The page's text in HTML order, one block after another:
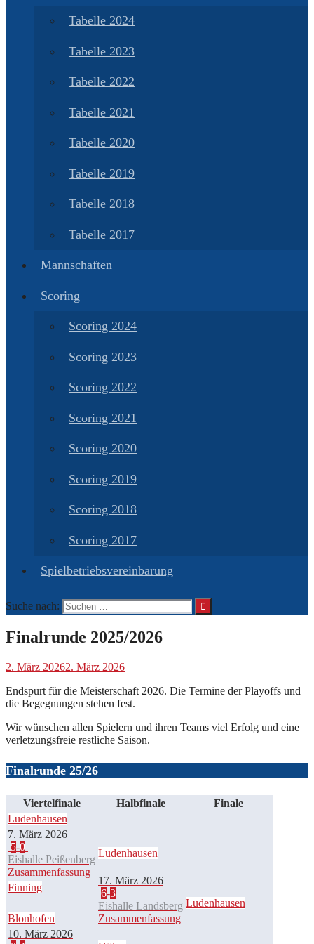
Tabelle 2024
Tabelle 2023
Tabelle 2022
Tabelle 2021
Tabelle 2020
Tabelle 2019
Tabelle 2018
Tabelle 2017
Mannschaften
Scoring
Scoring 2024
Scoring 2023
Scoring 2022
Scoring 2021
Scoring 2020
Scoring 2019
Scoring 2018
Scoring 2017
Spielbetriebsvereinbarung
Suche nach:
Finalrunde 2025/2026
2. März 20262. März 2026
Endspurt für die Meisterschaft 2026. Die Termine der Playoffs und
die Begegnungen stehen fest.
Wir wünschen allen Spielern und ihren Teams viel Erfolg und eine
verletzungsfreie restliche Saison.
Finalrunde 25/26
Viertelfinale Halbfinale
Finale
Ludenhausen
7. März 2026
5-0
Eishalle Peißenberg
Zusammenfassung
Ludenhausen
17. März 2026
6-3
Eishalle Landsberg
Zusammenfassung
Finning
Ludenhausen
Blonhofen
10. März 2026